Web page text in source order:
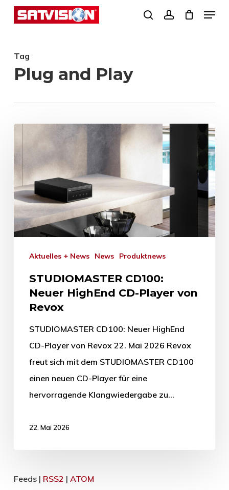
Skip
content
search
Menu
Tag
Plug and Play
Aktuelles + News News Produktnews
STUDIOMASTER CD100:
Neuer HighEnd CD-Player von
Revox
STUDIOMASTER CD100: Neuer HighEnd
CD-Player von Revox 22. Mai 2026 Revox
freut sich mit dem STUDIOMASTER CD100
einen neuen CD-Player für eine
hervorragende Klangwiedergabe zu…
22. Mai 2026
Feeds | RSS2 | ATOM